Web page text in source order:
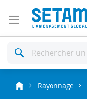
Rechercher
Rayonnage